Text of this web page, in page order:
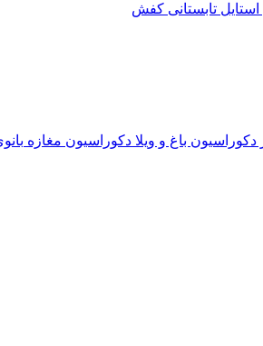
استایل تابستانی کفش
دکوراسیون باغ و ویلا دکوراسیون مغازه